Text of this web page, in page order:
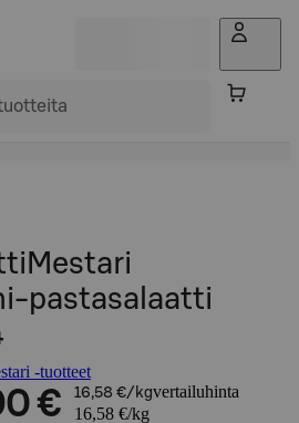
pastasalaatti
-tuotteet
€ 16,58 €/kgvertailuhinta
16,58 €/kg